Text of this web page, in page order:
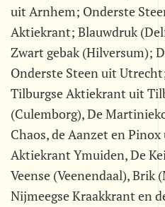
uit Arnhem; Onderste
Aktiekrant; Blauwdruk
Zwart gebak (Hilversum);
Onderste Steen uit
Tilburgse Aktiekrant uit
(Culemborg), De
Chaos, de Aanzet en
Aktiekrant Ymuiden, De
Veense (Veenendaal), Brik
Nijmeegse Kraakkrant en